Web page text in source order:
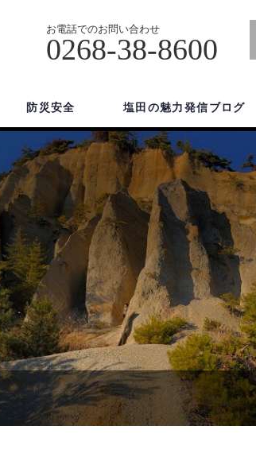
お電話でのお問い合わせ
0268-38-8600
防災安全 塩田の魅力発信ブログ